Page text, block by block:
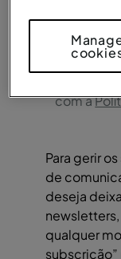
Autorizo
para
com a
Para gerir
de
deseja
qualquer